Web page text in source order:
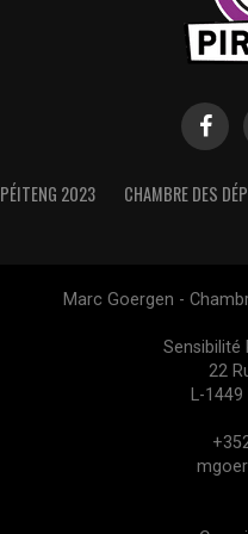
2023 CHAMBRE DES
Marc Goergen -
Sensibilité
22
L-